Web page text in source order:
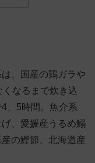
、国産の鶏ガラや
なるまで炊き込
、5時間。魚介系
、愛媛産うるめ鰯
の鰹節、北海道産